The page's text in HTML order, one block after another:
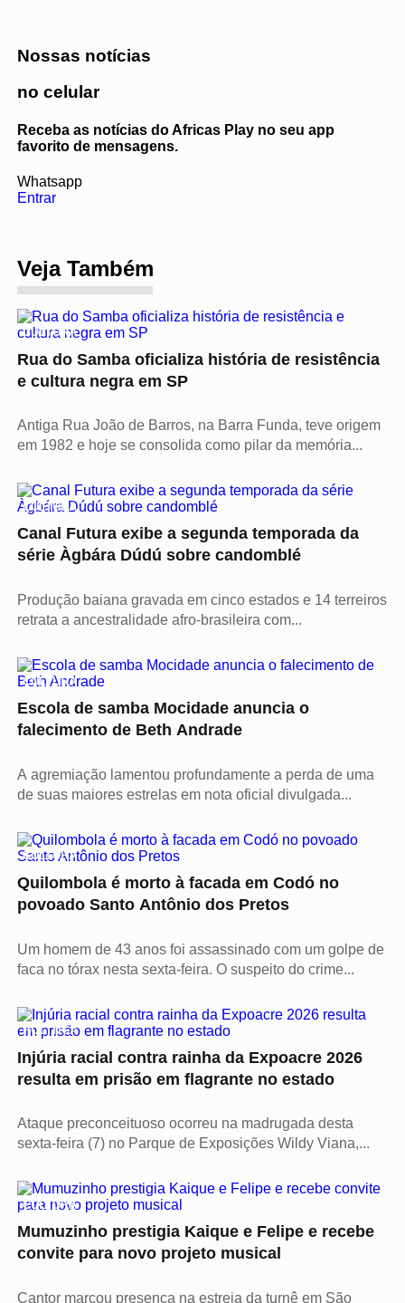
Nossas notícias
no celular
Receba as notícias do Africas Play no seu app
favorito de mensagens.
Whatsapp
Entrar
Veja Também
CULTURA
Rua do Samba oficializa história de resistência
e cultura negra em SP
Antiga Rua João de Barros, na Barra Funda, teve origem
em 1982 e hoje se consolida como pilar da memória...
CULTURA
Canal Futura exibe a segunda temporada da
série Àgbára Dúdú sobre candomblé
Produção baiana gravada em cinco estados e 14 terreiros
retrata a ancestralidade afro-brasileira com...
CULTURA
Escola de samba Mocidade anuncia o
falecimento de Beth Andrade
A agremiação lamentou profundamente a perda de uma
de suas maiores estrelas em nota oficial divulgada...
CULTURA
Quilombola é morto à facada em Codó no
povoado Santo Antônio dos Pretos
Um homem de 43 anos foi assassinado com um golpe de
faca no tórax nesta sexta-feira. O suspeito do crime...
POLÍTICA
Injúria racial contra rainha da Expoacre 2026
resulta em prisão em flagrante no estado
Ataque preconceituoso ocorreu na madrugada desta
sexta-feira (7) no Parque de Exposições Wildy Viana,...
CULTURA
Mumuzinho prestigia Kaique e Felipe e recebe
convite para novo projeto musical
Cantor marcou presença na estreia da turnê em São